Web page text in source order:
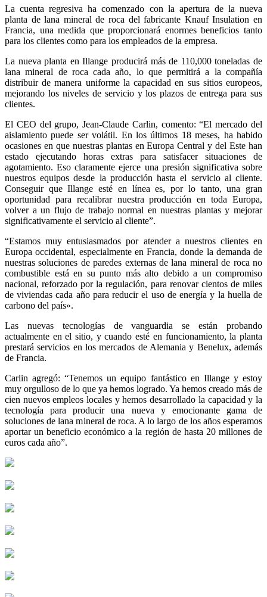
La cuenta regresiva ha comenzado con la apertura de la nueva
planta de lana mineral de roca del fabricante Knauf Insulation en
Francia, una medida que proporcionará enormes beneficios tanto
para los clientes como para los empleados de la empresa.
La nueva planta en Illange producirá más de 110,000 toneladas de
lana mineral de roca cada año, lo que permitirá a la compañía
distribuir de manera uniforme la capacidad en sus sitios europeos,
mejorando los niveles de servicio y los plazos de entrega para sus
clientes.
El CEO del grupo, Jean-Claude Carlin, comento: “El mercado del
aislamiento puede ser volátil. En los últimos 18 meses, ha habido
ocasiones en que nuestras plantas en Europa Central y del Este han
estado ejecutando horas extras para satisfacer situaciones de
agotamiento. Eso claramente ejerce una presión significativa sobre
nuestros equipos desde la producción hasta el servicio al cliente.
Conseguir que Illange esté en línea es, por lo tanto, una gran
oportunidad para recalibrar nuestra producción en toda Europa,
volver a un flujo de trabajo normal en nuestras plantas y mejorar
significativamente el servicio al cliente”.
“Estamos muy entusiasmados por atender a nuestros clientes en
Europa occidental, especialmente en Francia, donde la demanda de
nuestras soluciones de paredes externas de lana mineral de roca no
combustible está en su punto más alto debido a un compromiso
nacional, reforzado por la regulación, para renovar cientos de miles
de viviendas cada año para reducir el uso de energía y la huella de
carbono del país».
Las nuevas tecnologías de vanguardia se están probando
actualmente en el sitio, y cuando esté en funcionamiento, la planta
prestará servicios en los mercados de Alemania y Benelux, además
de Francia.
Carlin agregó: “Tenemos un equipo fantástico en Illange y estoy
muy orgulloso de lo que ya hemos logrado. Ya hemos creado más de
cien nuevos empleos locales y hemos desarrollado la capacidad y la
tecnología para producir una nueva y emocionante gama de
soluciones de lana mineral de roca. A lo largo de los años esperamos
aportar un beneficio económico a la región de hasta 20 millones de
euros cada año”.